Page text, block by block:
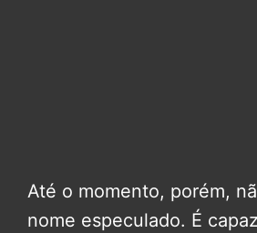
Até o momento, porém,
nome especulado. É